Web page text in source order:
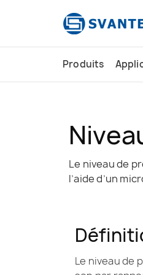
Produits
Le niveau de
l’aide d’un
Le niveau de